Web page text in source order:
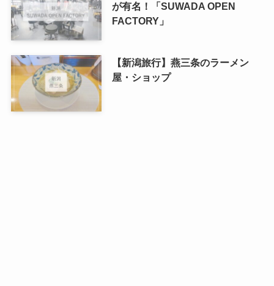
が有名！「SUWADA OPEN
FACTORY」
【新潟旅行】燕三条のラーメン
屋・ショップ